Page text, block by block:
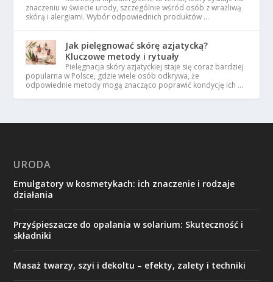
znaczeniu w świecie urody, szczególnie wśród osób z wrażliwą
skórą i alergiami. Wybór odpowiednich produktów …
Jak pielęgnować skórę azjatycką?
Kluczowe metody i rytuały
Pielęgnacja skóry azjatyckiej staje się coraz bardziej
popularna w Polsce, gdzie wiele osób odkrywa, że
odpowiednie metody mogą znacząco poprawić kondycję ich …
URODA
Emulgatory w kosmetykach: ich znaczenie i rodzaje
działania
Przyśpieszacze do opalania w solarium: Skuteczność i
składniki
Masaż twarzy, szyi i dekoltu – efekty, zalety i techniki